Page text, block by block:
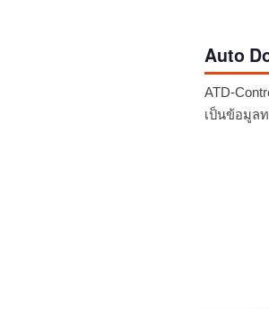
Auto
ATD-
เป็นข้อมูล